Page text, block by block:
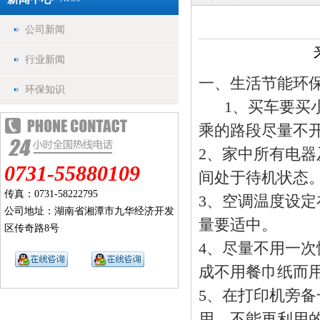
公司新闻
行业新闻
环保知识
0731-55880109
传真：0731-58222795
公司地址：湖南省湘潭市九华经济开发
区传奇路8号
一、生活节能环
1、买车要买小
乘的路段尽量不
2、家中所有电
间处于待机状态
3、空调温度设
量要适中。
4、尽量不用一
成不用餐巾纸而
5、在打印机旁